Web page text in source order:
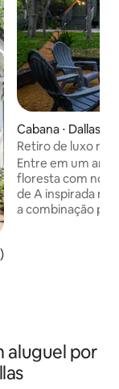
avaliação média de
Cabana ⋅ Dallas
Retiro de luxo na
Frame
Entre em um
floresta com
de A inspirada na
a combinação
Grand Prairie,
Parque Estadual
Globe Life Field,
aluguel por